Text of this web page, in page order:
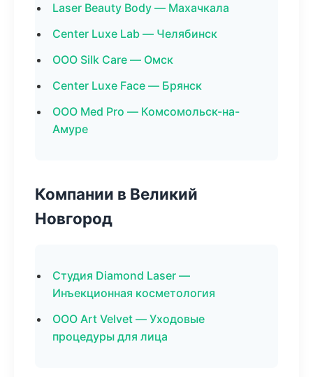
Laser Beauty Body — Махачкала
Center Luxe Lab — Челябинск
ООО Silk Care — Омск
Center Luxe Face — Брянск
ООО Med Pro — Комсомольск-на-
Амуре
Компании в Великий
Новгород
Студия Diamond Laser —
Инъекционная косметология
ООО Art Velvet — Уходовые
процедуры для лица